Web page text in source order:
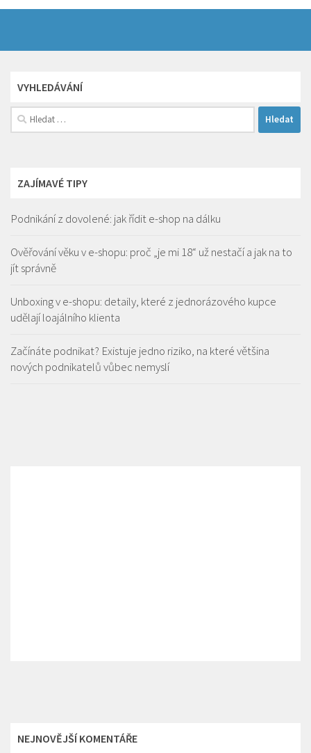
VYHLEDÁVÁNÍ
Vyhledávání
ZAJÍMAVÉ TIPY
Podnikání z dovolené: jak řídit e-shop na dálku
Ověřování věku v e-shopu: proč „je mi 18“ už nestačí a jak na to
jít správně
Unboxing v e-shopu: detaily, které z jednorázového kupce
udělají loajálního klienta
Začínáte podnikat? Existuje jedno riziko, na které většina
nových podnikatelů vůbec nemyslí
NEJNOVĚJŠÍ KOMENTÁŘE